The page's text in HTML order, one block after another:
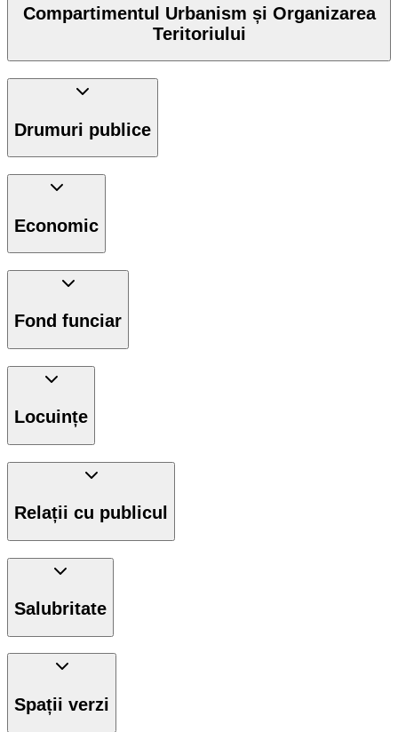
Compartimentul Urbanism și Organizarea
Teritoriului
Drumuri publice
Economic
Fond funciar
Locuințe
Relații cu publicul
Salubritate
Spații verzi